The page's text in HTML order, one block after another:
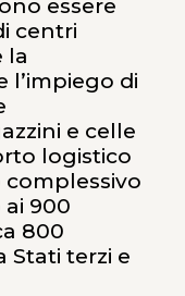
essere
centri
la
l’impiego di
e celle
logistico
complessivo
900
800
Stati terzi e